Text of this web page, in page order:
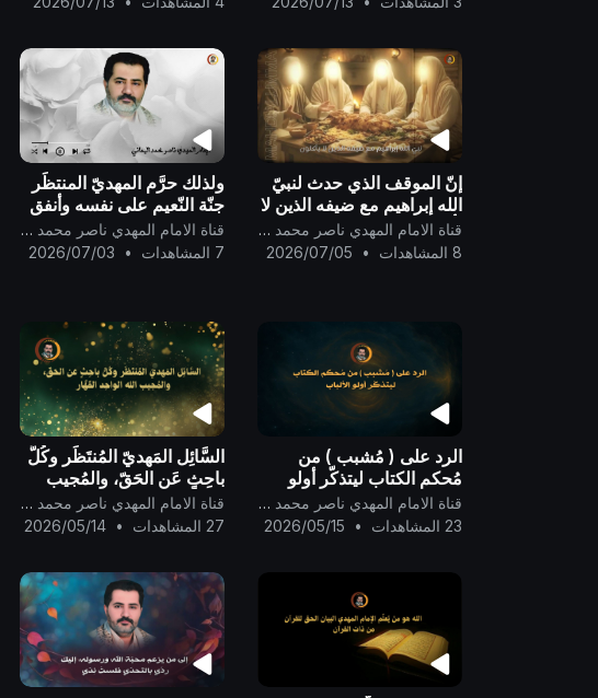
إنّ الموقف الذي حدث لنبيّ
الله إبراهيم مع ضيفه الذين لا
يأكلون شبيهٌ بمواقف الكاميرا
الخفيّة..
قناة الامام المهدي ناصر محمد اليماني
8 المشاهدات
•
2026/07/05
ولذلك حرَّم المهديّ المنتظَر
جنّة النّعيم على نفسه وأنفق
درجته فيها لجدّه محمد
رسول الله..
قناة الامام المهدي ناصر محمد اليماني
7 المشاهدات
•
2026/07/03
الرد على ( مُشبب ) من
مُحكم الكتاب ليتذكّر أولو
الألباب ..
قناة الامام المهدي ناصر محمد اليماني
23 المشاهدات
•
2026/05/15
السَّائِل المَهديّ المُنتَظَر وكُلُّ
باحِثٍ عَن الحَقّ، والمُجيب
الله الواحِد القَهَّار ..
قناة الامام المهدي ناصر محمد اليماني
27 المشاهدات
•
2026/05/14